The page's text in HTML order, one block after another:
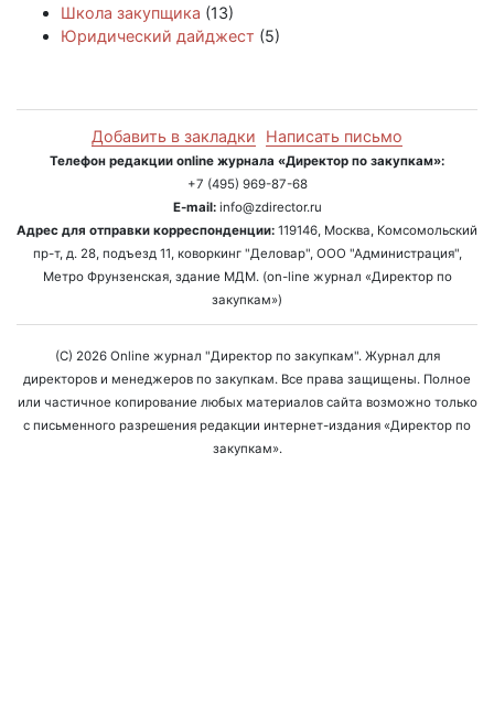
Школа закупщика (13)
Юридический дайджест (5)
Добавить в закладки Написать письмо
Телефон редакции online журнала «Директор по закупкам»:
+7 (495) 969-87-68
E-mail:info@zdirector.ru
Адрес для отправки корреспонденции: 119146, Москва, Комсомольский
пр-т, д. 28, подъезд 11, коворкинг "Деловар", ООО "Администрация",
Метро Фрунзенская, здание МДМ. (on-line журнал «Директор по
закупкам»)
(C) 2026 Online журнал "Директор по закупкам". Журнал для
директоров и менеджеров по закупкам. Все права защищены. Полное
или частичное копирование любых материалов сайта возможно только
с письменного разрешения редакции интернет-издания «Директор по
закупкам».